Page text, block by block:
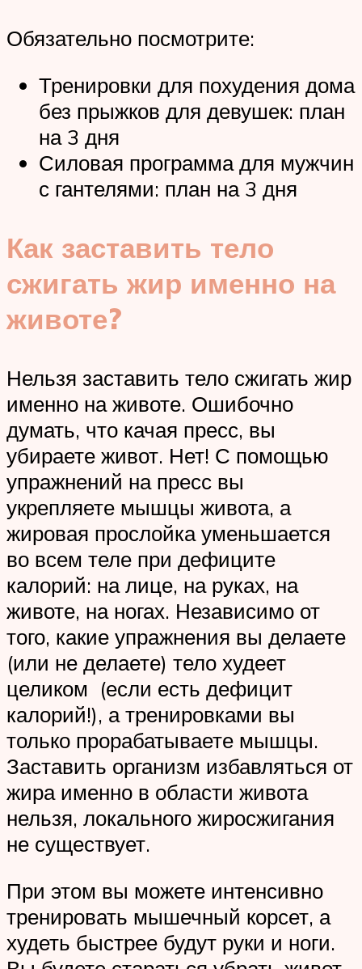
Обязательно посмотрите:
Тренировки для похудения дома
без прыжков для девушек: план
на 3 дня
Силовая программа для мужчин
с гантелями: план на 3 дня
Как заставить тело
сжигать жир именно на
животе?
Нельзя заставить тело сжигать жир
именно на животе. Ошибочно
думать, что качая пресс, вы
убираете живот. Нет! С помощью
упражнений на пресс вы
укрепляете мышцы живота, а
жировая прослойка уменьшается
во всем теле при дефиците
калорий: на лице, на руках, на
животе, на ногах. Независимо от
того, какие упражнения вы делаете
(или не делаете) тело худеет
целиком (если есть дефицит
калорий!), а тренировками вы
только прорабатываете мышцы.
Заставить организм избавляться от
жира именно в области живота
нельзя, локального жиросжигания
не существует.
При этом вы можете интенсивно
тренировать мышечный корсет, а
худеть быстрее будут руки и ноги.